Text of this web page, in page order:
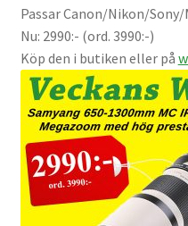
Objektiv övriga
Objektivlock
Motljusskydd
Övriga objektivtillbehör &
Passar Canon/Nikon/
Nu: 2990:- (ord. 3990:-)
Köp den i butiken eller på